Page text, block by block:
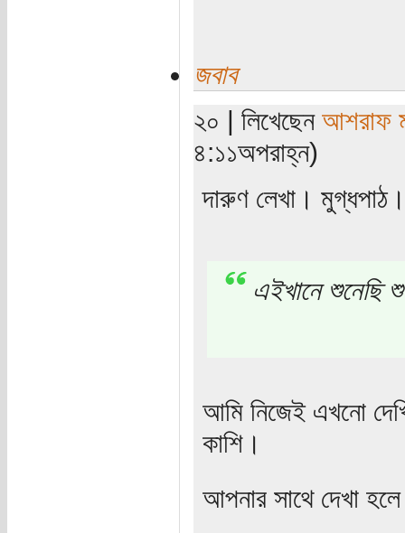
জবাব
২০ | লিখেছেন আশরাফ
৪:১১অপরাহ্ন)
দারুণ লেখা। মুগ্ধপাঠ।
এইখানে শুনেছি
আমি নিজেই এখনো
কাশি।
আপনার সাথে দেখা